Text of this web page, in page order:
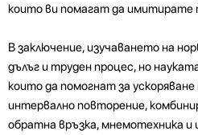
които ви помагат да имитирате
В заключение, изучаването на
дълъг и труден процес, но
които да помогнат за
интервално повторение,
обратна връзка, мнемотехника и